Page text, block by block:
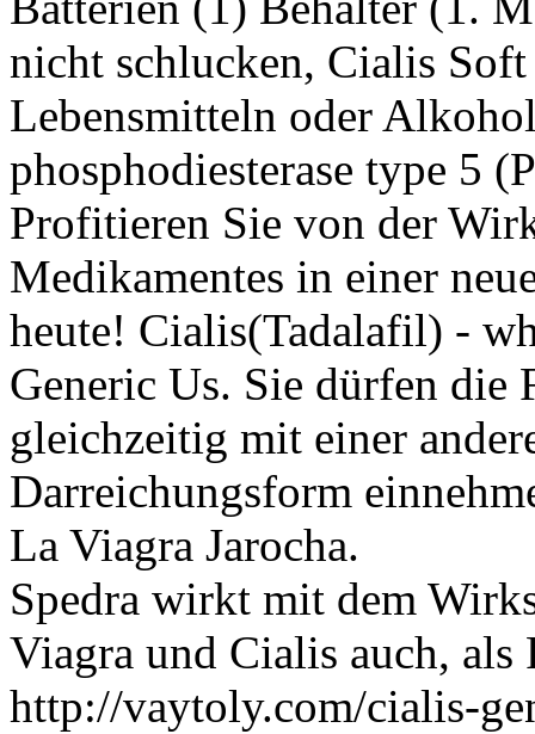
nicht schlucken, Cialis
Lebensmitteln oder
phosphodiesterase type 5
Profitieren Sie von der
Medikamentes in einer
heute! Cialis(Tadalafil) -
Generic Us. Sie dürfen die
gleichzeitig mit einer
Darreichungsform
La Viagra Jarocha.
Spedra wirkt mit dem
Viagra und Cialis auch, als
http://vaytoly.com/cialis-